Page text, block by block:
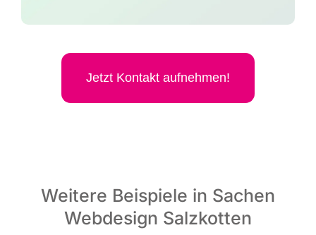
Jetzt Kon­takt aufnehmen!
Weitere Beispiele in Sachen
Webdesign Salzkotten